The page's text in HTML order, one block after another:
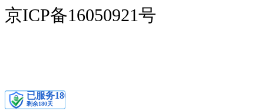
京ICP备16050921号